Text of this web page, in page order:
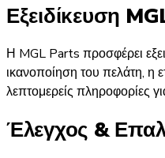
Εξειδίκευση
Η MGL Parts προσφέρει
ικανοποίηση του πελάτη, η
λεπτομερείς πληροφορίες
Έλεγχος &